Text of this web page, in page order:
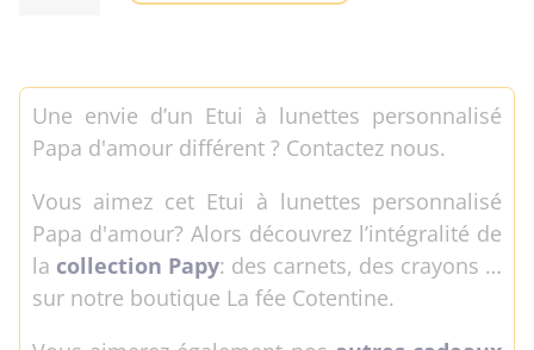
lunettes
personnalisé
Papa
Une envie d’un Etui à lunettes personnalisé
Papa d'amour différent ? Contactez nous.
Vous aimez cet Etui à lunettes personnalisé
Papa d'amour? Alors découvrez l’intégralité de
la collection Papy: des carnets, des crayons …
sur notre boutique La fée Cotentine.